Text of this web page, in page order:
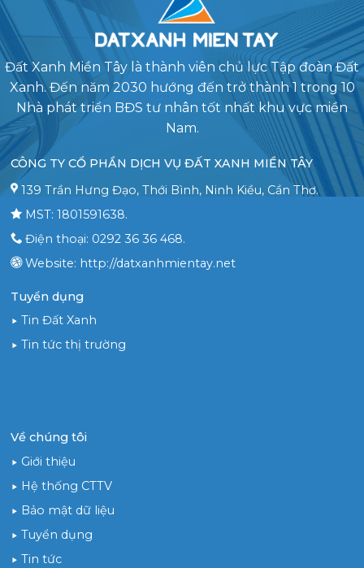
Đất Xanh Miền Tây là thành viên chủ lực Tập đoàn Đất
Xanh. Đến năm 2030 hướng đến trở thành 1 trong 10
Nhà phát triển BĐS tư nhân tốt nhất khu vực miền
Nam.
CÔNG TY CỔ PHẦN DỊCH VỤ ĐẤT XANH MIỀN TÂY
139 Trần Hưng Đạo, Thới Bình, Ninh Kiều, Cần Thơ.
MST: 1801591638.
Điện thoại: 0292 36 36 468.
Website: http://datxanhmientay.net
Về chúng tôi
Giới thiệu
Hệ thống CTTV
Bảo mật dữ liệu
Tuyển dụng
Tin tức
Tuyển dụng
Tin Đất Xanh
Tin tức thị trường